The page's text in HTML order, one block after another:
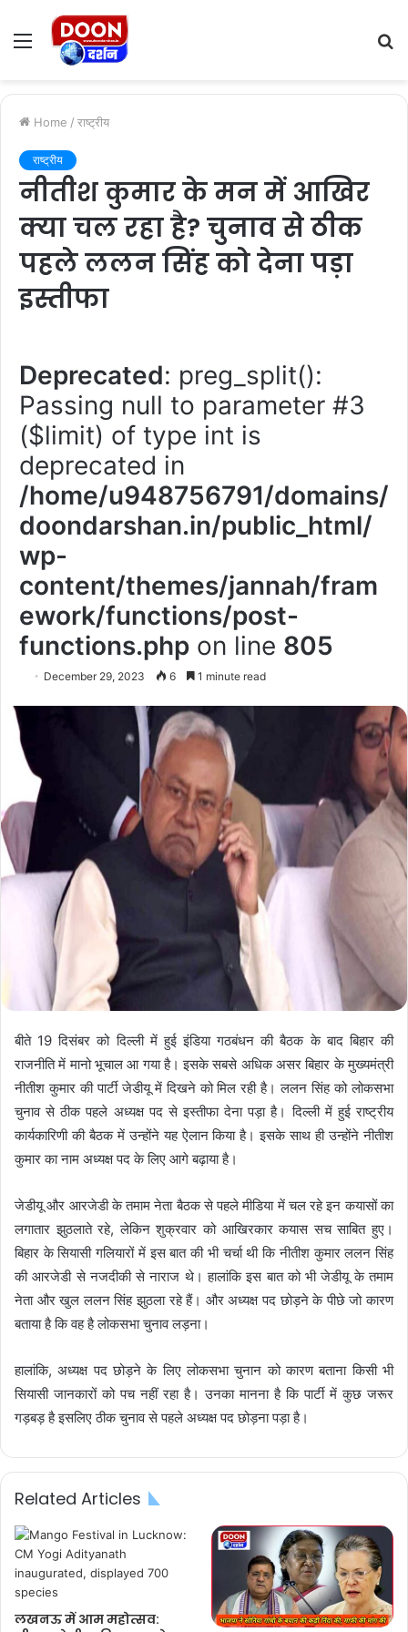
Menu
Home / राष्ट्रीय
राष्ट्रीय
नीतीश कुमार के मन में आखिर
क्या चल रहा है? चुनाव से ठीक
पहले ललन सिंह को देना पड़ा
इस्तीफा
Deprecated: preg_split():
Passing null to parameter #3
($limit) of type int is
deprecated in
/home/u948756791/domains/
doondarshan.in/public_html/
wp-
content/themes/jannah/fram
ework/functions/post-
functions.php on line 805
December 29, 2023 6 1 minute read
बीते 19 दिसंबर को दिल्ली में हुई इंडिया गठबंधन की बैठक के बाद बिहार की
राजनीति में मानो भूचाल आ गया है। इसके सबसे अधिक असर बिहार के मुख्यमंत्री
नीतीश कुमार की पार्टी जेडीयू में दिखने को मिल रही है। ललन सिंह को लोकसभा
चुनाव से ठीक पहले अध्यक्ष पद से इस्तीफा देना पड़ा है। दिल्ली में हुई राष्ट्रीय
कार्यकारिणी की बैठक में उन्होंने यह ऐलान किया है। इसके साथ ही उन्होंने नीतीश
कुमार का नाम अध्यक्ष पद के लिए आगे बढ़ाया है।
जेडीयू और आरजेडी के तमाम नेता बैठक से पहले मीडिया में चल रहे इन कयासों का
लगातार झुठलाते रहे, लेकिन शुक्रवार को आखिरकार कयास सच साबित हुए।
बिहार के सियासी गलियारों में इस बात की भी चर्चा थी कि नीतीश कुमार ललन सिंह
की आरजेडी से नजदीकी से नाराज थे। हालांकि इस बात को भी जेडीयू के तमाम
नेता और खुल ललन सिंह झुठला रहे हैं। और अध्यक्ष पद छोड़ने के पीछे जो कारण
बताया है कि वह है लोकसभा चुनाव लड़ना।
हालांकि, अध्यक्ष पद छोड़ने के लिए लोकसभा चुनान को कारण बताना किसी भी
सियासी जानकारों को पच नहीं रहा है। उनका मानना है कि पार्टी में कुछ जरूर
गड़बड़ है इसलिए ठीक चुनाव से पहले अध्यक्ष पद छोड़ना पड़ा है।
Related Articles
लखनऊ में आम महोत्सव: